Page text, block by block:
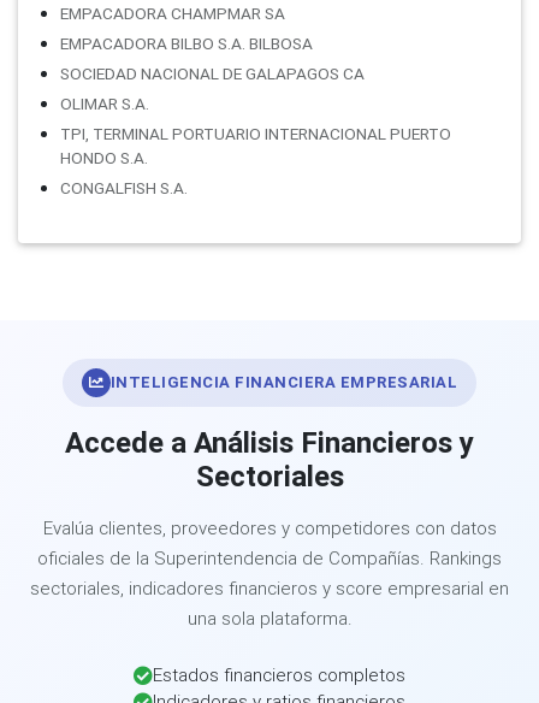
EMPACADORA CHAMPMAR SA
EMPACADORA BILBO S.A. BILBOSA
SOCIEDAD NACIONAL DE GALAPAGOS CA
OLIMAR S.A.
TPI, TERMINAL PORTUARIO INTERNACIONAL PUERTO
HONDO S.A.
CONGALFISH S.A.
INTELIGENCIA FINANCIERA EMPRESARIAL
Accede a Análisis Financieros y
Sectoriales
Evalúa clientes, proveedores y competidores con datos
oficiales de la Superintendencia de Compañías. Rankings
sectoriales, indicadores financieros y score empresarial en
una sola plataforma.
Estados financieros completos